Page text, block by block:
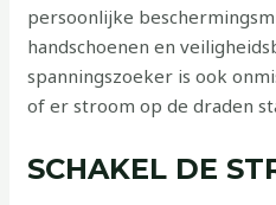
persoonlijke
handschoenen en
spanningszoeker is ook
of er stroom op de draden
SCHAKEL DE